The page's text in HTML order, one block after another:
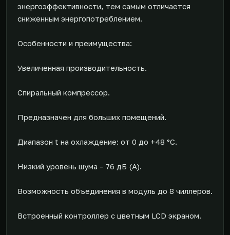
энергоэффективности, тем самым отличается
сниженным энергопотреблением.
Особенности и преимущества:
Увеличенная производительность.
Спиральный компрессор.
Предназначен для больших помещений.
Диапазон t на охлаждение: от 0 до +48 °С.
Низкий уровень шума - 76 дБ (А).
Возможность объединения в модуль до 8 чиллеров.
Встроенный контроллер с цветным LCD экраном.